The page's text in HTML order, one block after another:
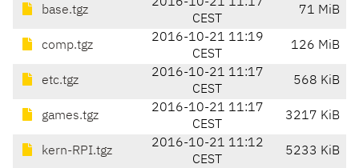
base.tgz
CEST
71 MiB
comp.tgz
2016-10-21 11:19
CEST
126 MiB
etc.tgz
2016-10-21 11:17
CEST
568 KiB
games.tgz
2016-10-21 11:17
CEST
3217 KiB
kern-RPI.tgz
2016-10-21 11:12
CEST
5233 KiB